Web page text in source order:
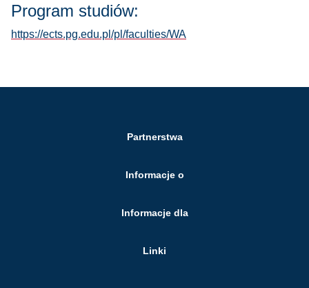
Program studiów:
https://ects.pg.edu.pl/pl/faculties/WA
Partnerstwa
Informacje o
Informacje dla
Linki